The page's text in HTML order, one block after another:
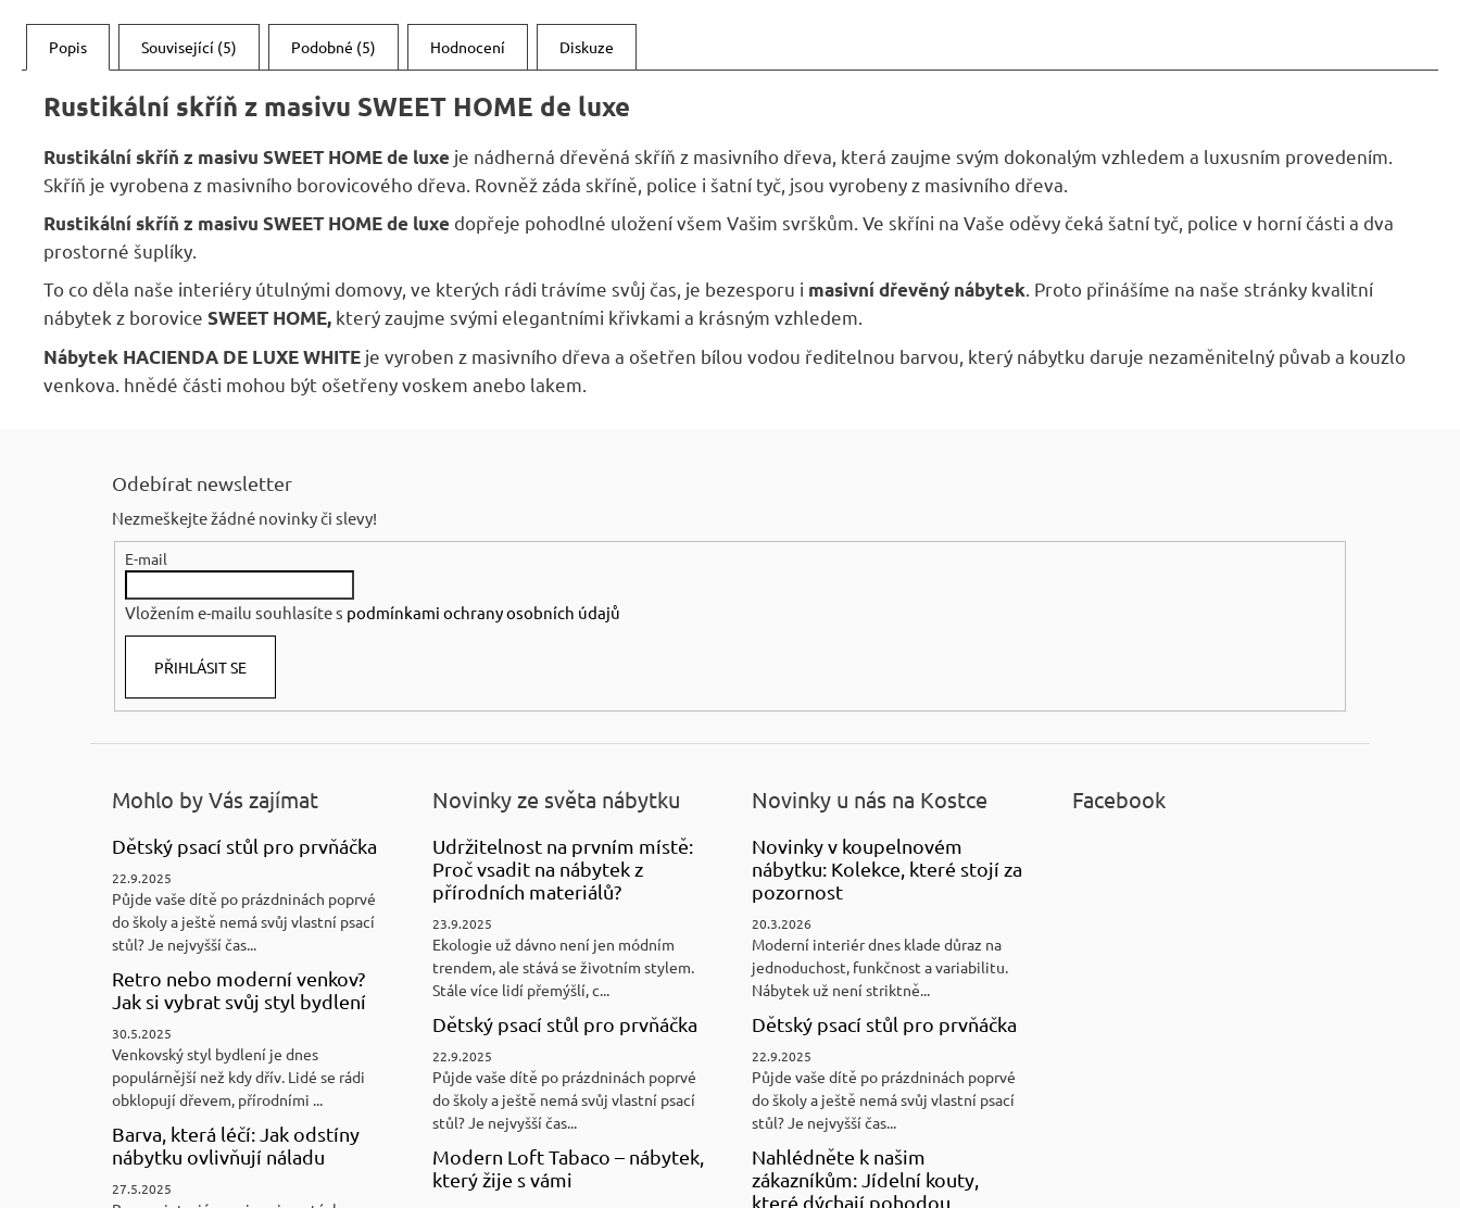
Popis Související (5) Podobné (5) Hodnocení Diskuze
Rustikální skříň z masivu SWEET HOME de luxe
Rustikální skříň z masivu SWEET HOME de luxe je nádherná dřevěná skříň z masivního dřeva, která zaujme svým dokonalým vzhledem a luxusním provedením.
Skříň je vyrobena z masivního borovicového dřeva. Rovněž záda skříně, police i šatní tyč, jsou vyrobeny z masivního dřeva.
Rustikální skříň z masivu SWEET HOME de luxedopřeje pohodlné uložení všem Vašim svrškům. Ve skříni na Vaše oděvy čeká šatní tyč, police v horní části a dva
prostorné šuplíky.
To co děla naše interiéry útulnými domovy, ve kterých rádi trávíme svůj čas, je bezesporu i masivní dřevěný nábytek. Proto přinášíme na naše stránky kvalitní
nábytek z borovice SWEET HOME, který zaujme svými elegantními křivkami a krásným vzhledem.
Nábytek HACIENDA DE LUXE WHITE je vyroben z masivního dřeva a ošetřen bílou vodou ředitelnou barvou, který nábytku daruje nezaměnitelný půvab a kouzlo
venkova. hnědé části mohou být ošetřeny voskem anebo lakem.
Odebírat newsletter
Nezmeškejte žádné novinky či slevy!
E-mail
Vložením e-mailu souhlasíte s podmínkami ochrany osobních údajů
PŘIHLÁSIT SE
Mohlo by Vás zajímat
Dětský psací stůl pro prvňáčka
22.9.2025
Půjde vaše dítě po prázdninách poprvé
do školy a ještě nemá svůj vlastní psací
stůl? Je nejvyšší čas...
Retro nebo moderní venkov?
Jak si vybrat svůj styl bydlení
30.5.2025
Venkovský styl bydlení je dnes
populárnější než kdy dřív. Lidé se rádi
obklopují dřevem, přírodními ...
Barva, která léčí: Jak odstíny
nábytku ovlivňují náladu
27.5.2025
Novinky ze světa nábytku
Udržitelnost na prvním místě:
Proč vsadit na nábytek z
přírodních materiálů?
23.9.2025
Ekologie už dávno není jen módním
trendem, ale stává se životním stylem.
Stále více lidí přemýšlí, c...
Dětský psací stůl pro prvňáčka
22.9.2025
Půjde vaše dítě po prázdninách poprvé
do školy a ještě nemá svůj vlastní psací
stůl? Je nejvyšší čas...
Modern Loft Tabaco – nábytek,
který žije s vámi
Novinky u nás na Kostce
Novinky v koupelnovém
nábytku: Kolekce, které stojí za
pozornost
20.3.2026
Moderní interiér dnes klade důraz na
jednoduchost, funkčnost a variabilitu.
Nábytek už není striktně...
Dětský psací stůl pro prvňáčka
22.9.2025
Půjde vaše dítě po prázdninách poprvé
do školy a ještě nemá svůj vlastní psací
stůl? Je nejvyšší čas...
Nahlédněte k našim
zákazníkům: Jídelní kouty,
které dýchají pohodou
Facebook